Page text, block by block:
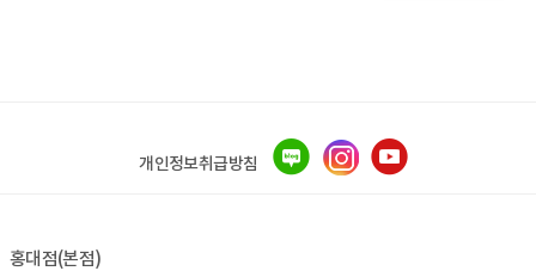
개인정보취급방침
홍대점(본점)